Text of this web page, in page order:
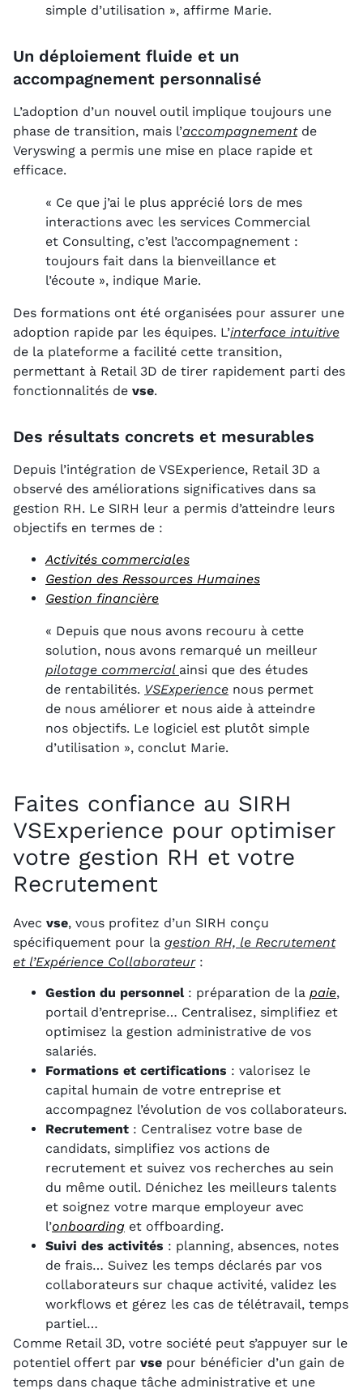
simple d’utilisation », affirme Marie.
Un déploiement fluide et un
accompagnement personnalisé
L’adoption d’un nouvel outil implique toujours une
phase de transition, mais l’accompagnementde
Veryswing a permis une mise en place rapide et
efficace.
« Ce que j’ai le plus apprécié lors de mes
interactions avec les services Commercial
et Consulting, c’est l’accompagnement :
toujours fait dans la bienveillance et
l’écoute », indique Marie.
Des formations ont été organisées pour assurer une
adoption rapide par les équipes. L’interface intuitive
de la plateforme a facilité cette transition,
permettant à Retail 3D de tirer rapidement parti des
fonctionnalités de vse.
Des résultats concrets et mesurables
Depuis l’intégration de VSExperience, Retail 3D a
observé des améliorations significatives dans sa
gestion RH. Le SIRH leur a permis d’atteindre leurs
objectifs en termes de :
Activités commerciales
Gestion des Ressources Humaines
Gestion financière
« Depuis que nous avons recouru à cette
solution, nous avons remarqué un meilleur
pilotage commercial ainsi que des études
de rentabilités. VSExperience nous permet
de nous améliorer et nous aide à atteindre
nos objectifs. Le logiciel est plutôt simple
d’utilisation », conclut Marie.
Faites confiance au SIRH
VSExperience pour optimiser
votre gestion RH et votre
Recrutement
Avec vse, vous profitez d’un SIRH conçu
spécifiquement pour la gestion RH, le Recrutement
et l’Expérience Collaborateur:
Gestion du personnel : préparation de la paie,
portail d’entreprise… Centralisez, simplifiez et
optimisez la gestion administrative de vos
salariés.
Formations et certifications : valorisez le
capital humain de votre entreprise et
accompagnez l’évolution de vos collaborateurs.
Recrutement : Centralisez votre base de
candidats, simplifiez vos actions de
recrutement et suivez vos recherches au sein
du même outil. Dénichez les meilleurs talents
et soignez votre marque employeur avec
l’onboarding et offboarding.
Suivi des activités : planning, absences, notes
de frais… Suivez les temps déclarés par vos
collaborateurs sur chaque activité, validez les
workflows et gérez les cas de télétravail, temps
partiel…
Comme Retail 3D, votre société peut s’appuyer sur le
potentiel offert par vse pour bénéficier d’un gain de
temps dans chaque tâche administrative et une